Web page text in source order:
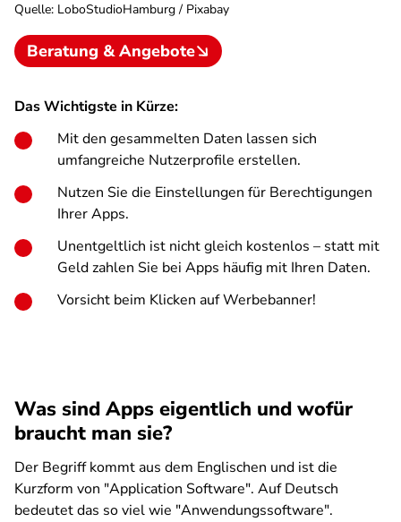
Quelle: LoboStudioHamburg / Pixabay
Beratung & Angebote
Das Wichtigste in Kürze:
Mit den gesammelten Daten lassen sich
umfangreiche Nutzerprofile erstellen.
Nutzen Sie die Einstellungen für Berechtigungen
Ihrer Apps.
Unentgeltlich ist nicht gleich kostenlos – statt mit
Geld zahlen Sie bei Apps häufig mit Ihren Daten.
Vorsicht beim Klicken auf Werbebanner!
Was sind Apps eigentlich und wofür
braucht man sie?
Der Begriff kommt aus dem Englischen und ist die
Kurzform von "Application Software". Auf Deutsch
bedeutet das so viel wie "Anwendungssoftware".